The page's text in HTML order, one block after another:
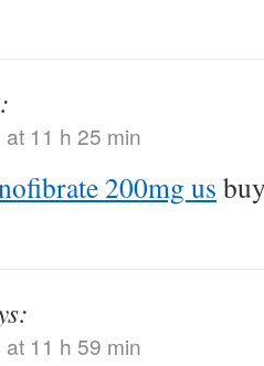
11 h 25 min
200mg us
11 h 59 min